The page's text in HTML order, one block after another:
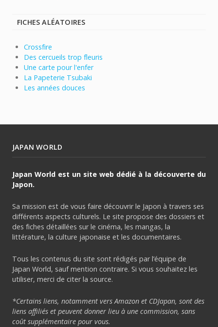
FICHES ALÉATOIRES
Crossfire
Des cercueils trop fleuris
Une carte pour l'enfer
La Papeterie Tsubaki
Les années douces
JAPAN WORLD
Japan World est un site web dédié à la découverte du
Japon.
Sa mission est de vous faire découvrir le Japon à travers ses
différents aspects culturels. Le site propose des dossiers et
des fiches détaillées sur le cinéma, les mangas, la
littérature, la culture japonaise et les documentaires.
Tous les contenus du site sont rédigés par l’équipe de
Japan World, sauf mention contraire. Si vous souhaitez les
utiliser, merci de citer la source.
*Certains liens, notamment vers Amazon et CDJapan, sont des
liens affiliés et peuvent donner lieu à une commission, sans
coût supplémentaire pour vous.